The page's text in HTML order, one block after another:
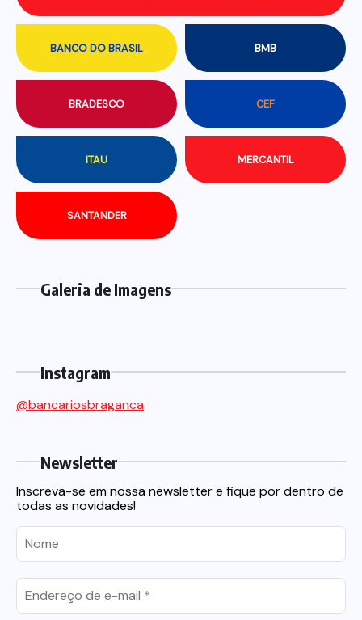
BANCO DO BRASIL BMB
BRADESCO CEF
ITAU MERCANTIL
SANTANDER
Galeria de Imagens
Instagram
@bancariosbraganca
Newsletter
Inscreva-se em nossa newsletter e fique por dentro de
todas as novidades!